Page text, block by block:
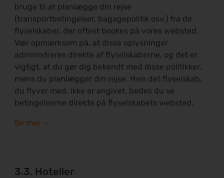
bruge til at planlægge din rejse
(transportbetingelser, bagagepolitik osv.) fra de
flyselskaber, der oftest bookes på vores websted.
Vær opmærksom på, at disse oplysninger
administreres direkte af flyselskaberne, og det er
vigtigt, at du gør dig bekendt med disse politikker,
mens du planlægger din rejse. Hvis det flyselskab,
du flyver med, ikke er angivet, bedes du se
betingelserne direkte på flyselskabets websted.
3.3. Hoteller